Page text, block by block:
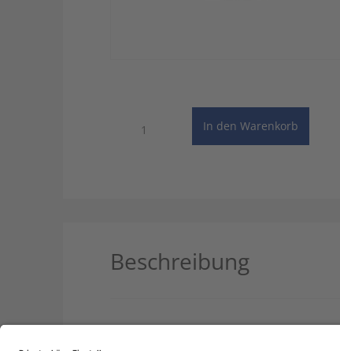
In den Warenkorb
Beschreibung